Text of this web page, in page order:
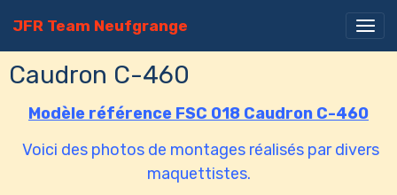
JFR Team Neufgrange
Caudron C-460
Modèle référence FSC 018 Caudron C-460
Voici des photos de montages réalisés par divers
maquettistes.